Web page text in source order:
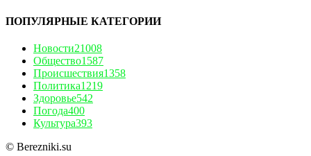
ПОПУЛЯРНЫЕ КАТЕГОРИИ
Новости21008
Общество1587
Происшествия1358
Политика1219
Здоровье542
Погода400
Культура393
© Berezniki.su